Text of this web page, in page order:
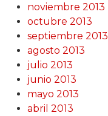
noviembre 2013
octubre 2013
septiembre 2013
agosto 2013
julio 2013
junio 2013
mayo 2013
abril 2013